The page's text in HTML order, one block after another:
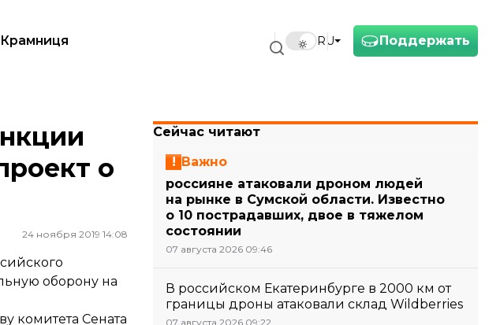
Поддержать
RU
Крамниця
2020
о
24 ноября 2019 14:08
оборону на
комитета Сената
Сейчас читают
Важно
россияне атаковали дроном людей
на рынке в Сумской области. Известно
о 10 пострадавших, двое в тяжелом
состоянии
07 августа 2026 09:46
В российском Екатеринбурге в 2000 км от
границы дроны атаковали склад Wildberries
07 августа 2026 09:22